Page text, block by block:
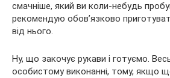
смачніше, який ви коли-небудь
рекомендую обов’язково
від нього.
Ну, що закочує рукави і готуємо.
особистому виконанні, тому, якщо